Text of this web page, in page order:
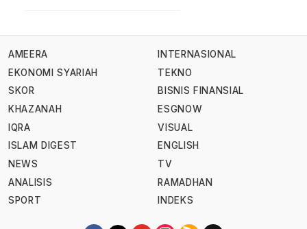
AMEERA
EKONOMI SYARIAH
SKOR
KHAZANAH
IQRA
ISLAM DIGEST
NEWS
ANALISIS
SPORT
INTERNASIONAL
TEKNO
BISNIS FINANSIAL
ESGNOW
VISUAL
ENGLISH
TV
RAMADHAN
INDEKS